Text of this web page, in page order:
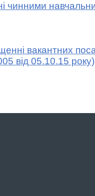
чинними
вакантних
від 05.10.15 року)